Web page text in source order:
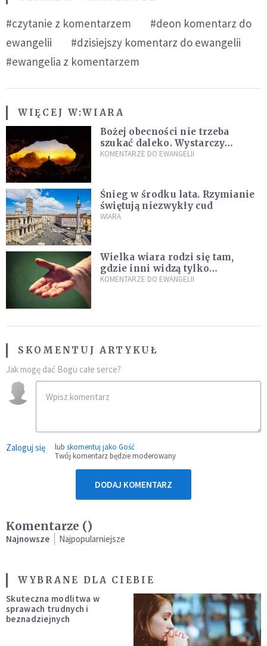
#czytanie z komentarzem
#deon komentarz do
ewangelii
#dzisiejszy komentarz do ewangelii
#ewangelia z komentarzem
WIĘCEJ W:WIARA
Bożej obecności nie trzeba
szukać daleko. Wystarczy
nauczyć się słuchać
KOMENTARZE DO EWANGELII
Śnieg w środku lata. Rzymianie
świętują niezwykły cud
WIARA
Wielka wiara rodzi się tam,
gdzie inni widzą tylko
przeszkody
KOMENTARZE DO EWANGELII
SKOMENTUJ ARTYKUŁ
Jak mogę dać Bogu całe serce?
Zaloguj się lub skomentuj jako Gość
Twój komentarz będzie moderowany
DODAJ KOMENTARZ
Komentarze ()
Najnowsze Najpopularniejsze
WYBRANE DLA CIEBIE
Skuteczna modlitwa w
sprawach trudnych i
beznadziejnych